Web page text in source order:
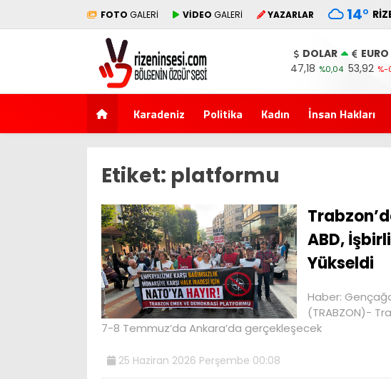
FOTO GALERİ VİDEO GALERİ YAZARLAR 14°
DOLAR
47,18 %0,04
EURO
53,92 %-
Karadeniz Politika Kadın İnsan Hakları
Etiket: platformu
ABD,
Yükseldi
Haber: Gençağa
(TRABZON)-
7-8 Temmuz’da Ankara’da gerçekleşecek
25 Haziran 2026 Perşembe 00:08